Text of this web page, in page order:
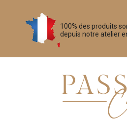
100% des produits
depuis notre atelier